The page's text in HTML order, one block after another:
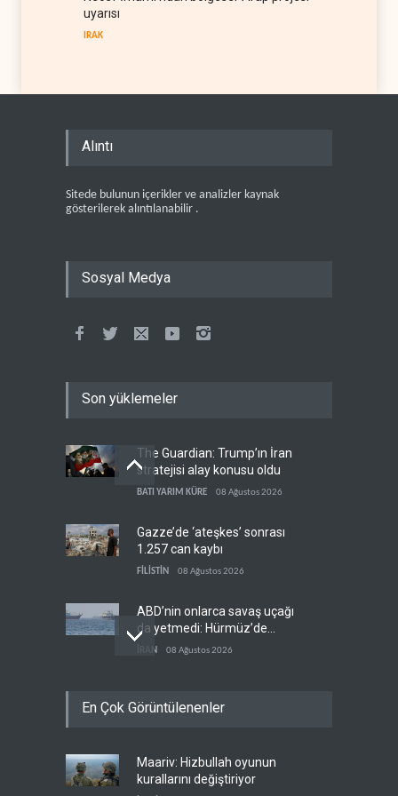
uyarısı
IRAK
Alıntı
Sitede bulunun içerikler ve analizler kaynak
gösterilerek alıntılanabilir .
Sosyal Medya
Son yüklemeler
The Guardian: Trump’ın İran
stratejisi alay konusu oldu
BATI YARIM KÜRE 08 Ağustos 2026
Gazze’de ‘ateşkes’ sonrası
1.257 can kaybı
FİLİSTİN 08 Ağustos 2026
ABD’nin onlarca savaş uçağı
da yetmedi: Hürmüz’de
gemi vuruldu
İRAN 08 Ağustos 2026
'Arap projesi' uyarısı
Mossad’ın İran'a karşı Kürt
planı neden çöktü?
En Çok Görüntülenenler
Maariv: Hizbullah oyunun
kurallarını değiştiriyor